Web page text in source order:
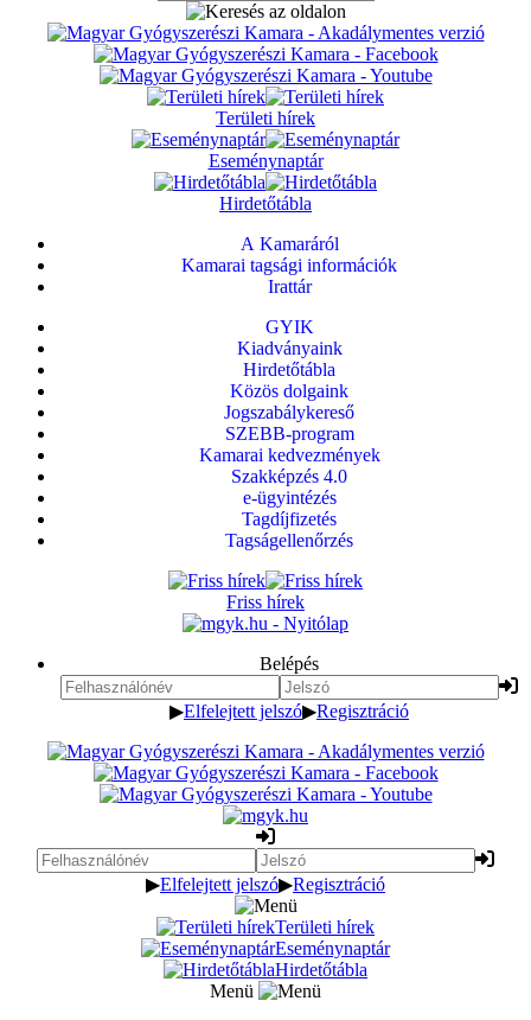
Területi hírek
Eseménynaptár
Hirdetőtábla
A Kamaráról
Kamarai tagsági információk
Irattár
GYIK
Kiadványaink
Hirdetőtábla
Közös dolgaink
Jogszabálykereső
SZEBB-program
Kamarai kedvezmények
Szakképzés 4.0
e-ügyintézés
Tagdíjfizetés
Tagságellenőrzés
Friss hírek
Belépés
▶Elfelejtett jelszó▶Regisztráció
▶Elfelejtett jelszó▶Regisztráció
Területi hírek
Eseménynaptár
Hirdetőtábla
Menü